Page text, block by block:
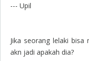
--- Upil
Jika seorang lelaki
akn jadi apakah dia?